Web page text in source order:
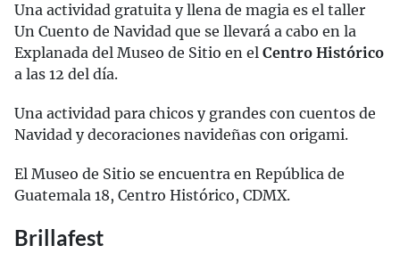
Una actividad gratuita y llena de magia es el taller
Un Cuento de Navidad que se llevará a cabo en la
Explanada del Museo de Sitio en el Centro Histórico
a las 12 del día.
Una actividad para chicos y grandes con cuentos de
Navidad y decoraciones navideñas con origami.
El Museo de Sitio se encuentra en República de
Guatemala 18, Centro Histórico, CDMX.
Brillafest